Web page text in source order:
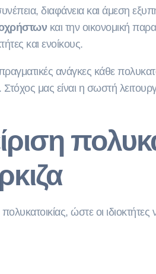
διαφάνεια και άμεση
και την οικονομική
και ενοίκους.
ανάγκες κάθε
Στόχος μας είναι η σωστή
ώστε οι